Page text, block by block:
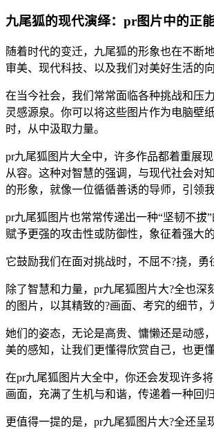
九尾狐的现代演绎：pr图片中的正
随着时代的变迁，九尾狐的形象也在不断
审美、现代科技、以及我们对美好生活的
在当今社会，我们常常面临各种挑战和压
灵感源泉。你可以将这些图片作为电脑壁
时，从中汲取力量。
pr九尾狐图片大全中，许多作品都着重展
从容。这种对智慧的强调，与现代社会对
的形象，就像一位循循善诱的导师，引领
pr九尾狐图片也常常传递出一种“坚韧不
赋予更强的攻击性或防御性，象征着强大
它鼓励我们在面对挑战时，不屈不?挠，
除了智慧和力量，pr九尾狐图片大?全也
的图片，以其精致的?画面、考究的细节，
她们的姿态，无论是高贵、慵懒还是动感
美的感知，让我们更懂得欣赏自己，也更
在pr九尾狐图片大全中，你还会发现许多
画面，充满了生机与和谐，传递着一种回
更值得一提的是，pr九尾狐图片大?全还